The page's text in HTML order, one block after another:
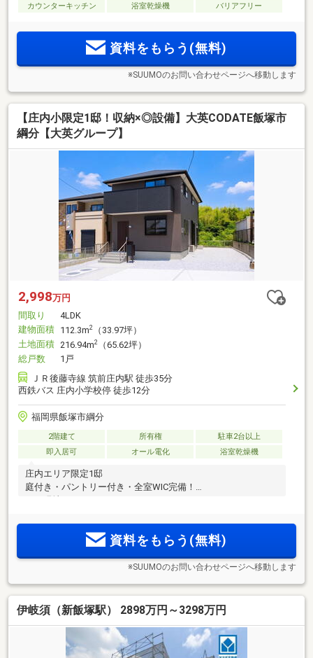
カウンターキッチン
浴室乾燥機 バリアフリー
資料をもらう(無料)
※SUUMOのお問い合わせページへ移動します
【庄内小限定1邸！収納×◎設備】大英CODATE飯塚市
綱分【大英グループ】
2,998万円
間取り
4LDK
建物面積 112.3m2
（33.97坪）
土地面積 216.94m2
（65.62坪）
総戸数
1戸
ＪＲ後藤寺線 筑前庄内駅 徒歩35分
西鉄バス 庄内小学校停 徒歩12分
福岡県飯塚市綱分
2階建て 所有権
駐車2台以上
即入居可
オール電化 浴室乾燥機
庄内エリア限定1邸
庭付き・パントリー付き・全室WIC完備！
ぜひ現地にて
資料をもらう(無料)
※SUUMOのお問い合わせページへ移動します
伊岐須（新飯塚駅） 2898万円～3298万円